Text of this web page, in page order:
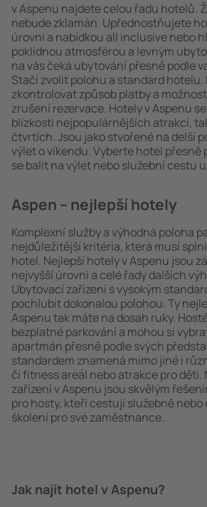
v Aspenu najdete celou řadu hotelů.
nebude zklamán. Upřednostňujete
úrovni a nabídkou all inclusive nebo
poklidnou atmosférou a levným
na vás čeká ubytování přesně podle
Stačí zvolit polohu a standard
zkontrolovat způsob platby a
zrušení rezervace. Hotely v Aspenu
blízkosti nejpopulárnějších atrakcí,
čtvrtích. Jsou jako stvořené na delší
výlet o víkendu. Vyberte hotel přesně
se balit na výlet nebo služební cestu
Aspen – nejlepší hotely
Komplexní služby a výhodná poloha
nejdůležitější kritéria, která musí
hotel. Nejlepší hotely v Aspenu jsou
nejvyšší úrovni a celé řady dalších
Ubytovací zařízení s vysokým
pochlubit dokonalou polohou. Ty
Aspenu tak máte na dosah ruky.
bezplatné parkování a mohou si
apartmán přesně podle svých
standardem znamená mimo jiné i
či fitness areál nebo atrakce pro děti.
zařízení v Aspenu jsou skvělým
pro hosty, kteří cestují služebně
školení pro své zaměstnance.
Jak najít hotel v Aspenu?